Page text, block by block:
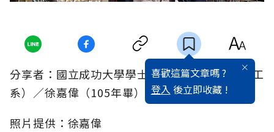
喜歡這篇文章嗎 ?
登入 後立即收藏 !
分享者：國立成功大學學士學位學程（後進入資工
系）／徐嘉偉（105年畢）
照片提供：徐嘉偉